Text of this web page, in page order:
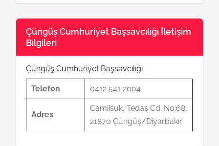
Çüngüş Cumhuriyet Başsavcılığı İletişim
Bilgileri
Çüngüş Cumhuriyet Başsavcılığı
Telefon 0412 541 2004
Adres
Camiisuk, Tedaş Cd. No:68,
21870 Çüngüş/Diyarbakır